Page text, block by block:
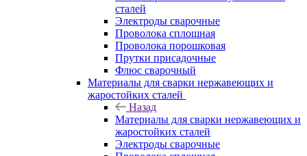
сталей
Электроды сварочные
Проволока сплошная
Проволока порошковая
Прутки присадочные
Флюс сварочный
Материалы для сварки нержавеющих и
жаростойких сталей
Назад
Материалы для сварки нержавеющих и
жаростойких сталей
Электроды сварочные